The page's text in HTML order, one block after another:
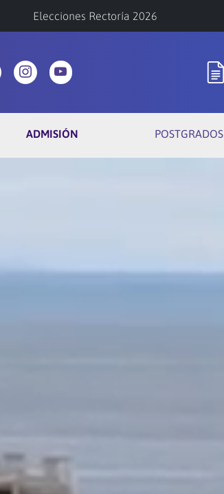
Elecciones Rectoría 2026
ADMISIÓN POSTGRADOS